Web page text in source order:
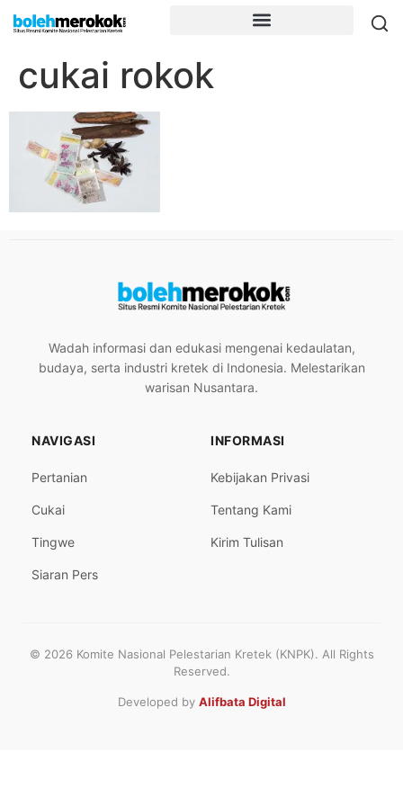
cukai rokok
Wadah informasi dan edukasi mengenai kedaulatan,
budaya, serta industri kretek di Indonesia. Melestarikan
warisan Nusantara.
NAVIGASI
Pertanian
Cukai
Tingwe
Siaran Pers
INFORMASI
Kebijakan Privasi
Tentang Kami
Kirim Tulisan
© 2026 Komite Nasional Pelestarian Kretek (KNPK). All Rights
Reserved.
Developed by Alifbata Digital